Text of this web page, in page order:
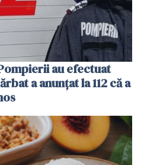
au efectuat
a anunțat la 112 că a